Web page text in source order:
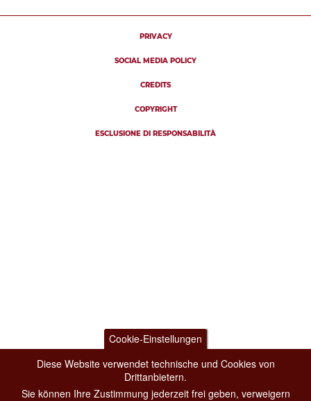
PRIVACY
SOCIAL MEDIA POLICY
CREDITS
COPYRIGHT
ESCLUSIONE DI RESPONSABILITÀ
Cookie-Einstellungen
Diese Website verwendet technische und Cookies von
Drittanbietern.
Sie können Ihre Zustimmung jederzeit frei geben, verweigern